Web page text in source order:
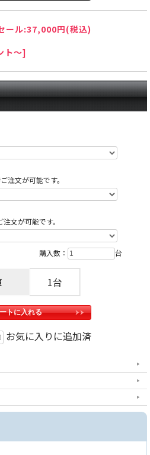
ホールが空けたネジ穴がありますが、これ
了承下さい。
コンバーターXを取り付けた
やや小さくなります。ま
に筺体下部のスピーカーか
仕様になりますので予めご
願い申し上げます。
ール:37,000円(税込)
ト～]
注文が可能です。
文が可能です。
購入数： 台
1台
お気に入りに追加済